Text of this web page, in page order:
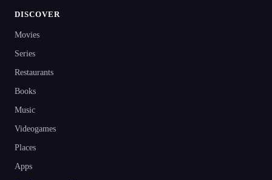
DISCOVER
Movies
Series
Restaurants
Books
Music
Videogames
Places
Apps